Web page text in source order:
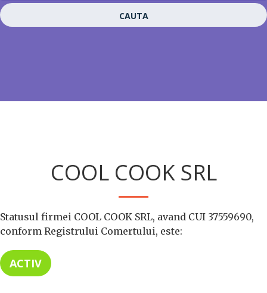
CAUTA
COOL COOK SRL
Statusul firmei COOL COOK SRL, avand CUI 37559690,
conform Registrului Comertului, este:
ACTIV